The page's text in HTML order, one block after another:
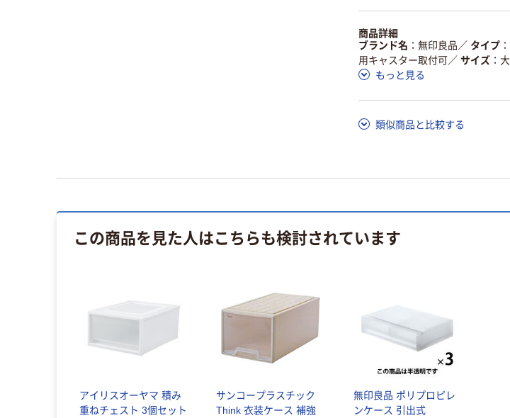
商品詳細
ブランド名
無印良品／ タイプ
用キャスター取付可／ サイズ
大
もっと見る
類似商品と比較する
この商品を見た人はこちらも検討されています
アイリスオーヤマ 積み
重ねチェスト 3個セット
サンコープラスチック
Think 衣装ケース 補強
無印良品 ポリプロピレ
ンケース 引出式